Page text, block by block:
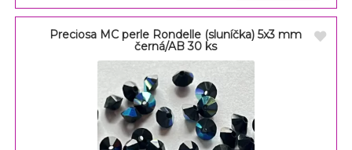
Preciosa MC perle Rondelle (sluníčka) 5x3 mm
černá/AB 30 ks